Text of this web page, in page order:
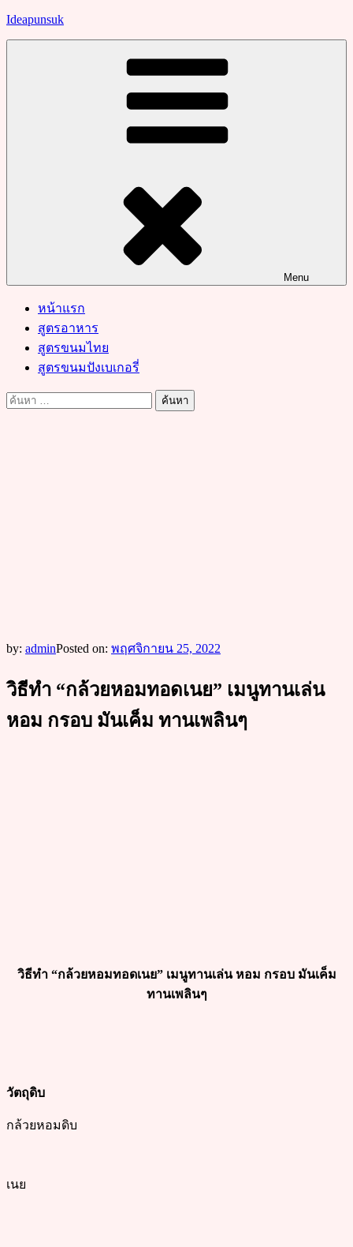
Skip
Ideapunsuk
Menu
หน้าแรก
สูตรอาหาร
สูตรขนมไทย
สูตรขนมปังเบเกอรี่
ค้นหา
by: adminPosted on: พฤศจิกายน 25, 2022
วิธีทำ “กล้วยหอมทอดเนย” เมนูทานเล่น
หอม กรอบ มันเค็ม ทานเพลินๆ
วิธีทำ “กล้วยหอมทอดเนย” เมนูทานเล่น หอม กรอบ มันเค็ม
ทานเพลินๆ
วัตถุดิบ
กล้วยหอมดิบ
เนย